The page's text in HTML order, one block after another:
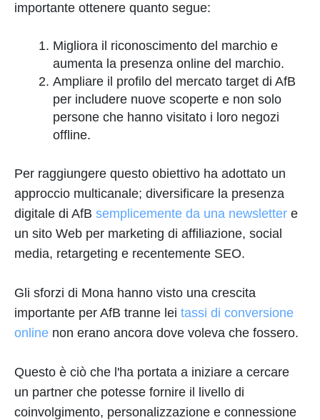
importante ottenere quanto segue:
Migliora il riconoscimento del marchio e
aumenta la presenza online del marchio.
Ampliare il profilo del mercato target di AfB
per includere nuove scoperte e non solo
persone che hanno visitato i loro negozi
offline.
Per raggiungere questo obiettivo ha adottato un
approccio multicanale; diversificare la presenza
digitale di AfB semplicemente da una newsletter e
un sito Web per marketing di affiliazione, social
media, retargeting e recentemente SEO.
Gli sforzi di Mona hanno visto una crescita
importante per AfB tranne lei tassi di conversione
online non erano ancora dove voleva che fossero.
Questo è ciò che l'ha portata a iniziare a cercare
un partner che potesse fornire il livello di
coinvolgimento, personalizzazione e connessione